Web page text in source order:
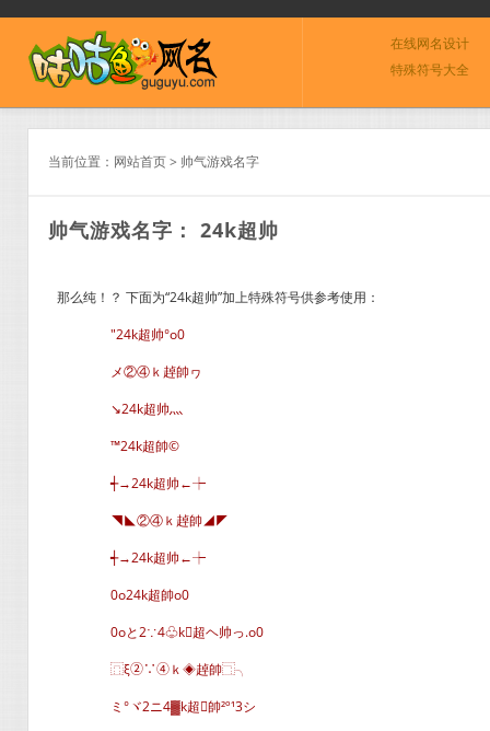
在线网名设计
特殊符号大全
当前位置： 网站首页> 帅气游戏名字
帅气游戏名字： 24k超帅
那么纯！？ 下面为“24k超帅”加上特殊符号供参考使用：
″24k超帅°o0
メ②④ｋ趠帥ヮ
↘24k超帅灬
™24k超帥©
┽→24k超帅←┾
◥◣②④ｋ趠帥◢◤
┽→24k超帅←┾
0o24k超帥o0
0oと2∵4♧k超ヘ帅っ.o0
⿵ξ②∵④ｋ◈趠帥⿹╮
ミ°ヾ2ニ4▓k超帥²º¹3シ